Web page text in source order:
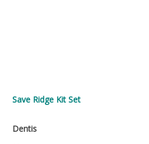
Save Ridge Kit Set
Dentis